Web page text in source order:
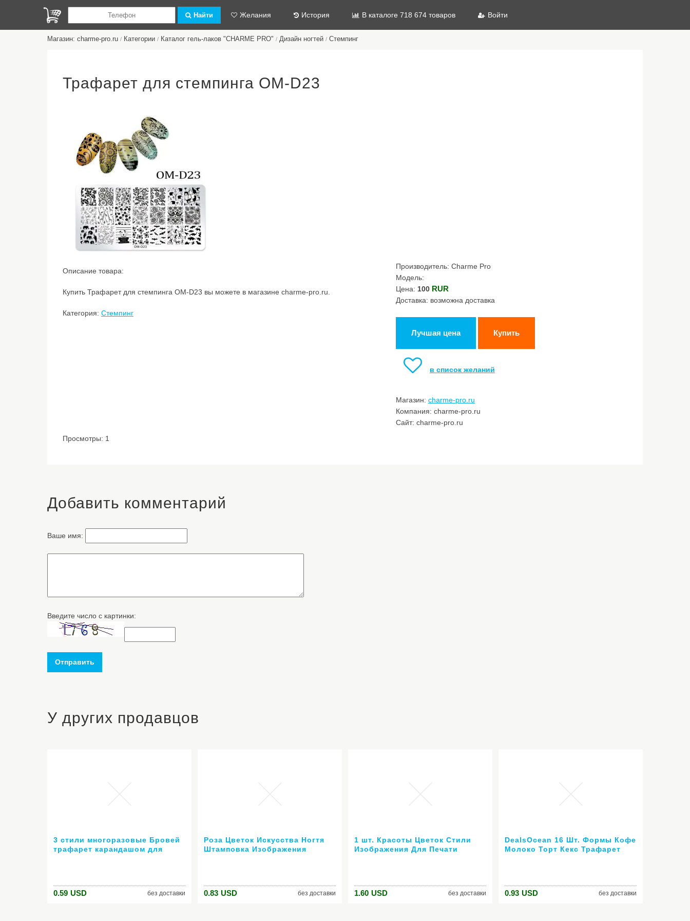
Найти Желания История В каталоге 718 674 товаров Войти
Магазин: charme-pro.ru / Категории / Каталог гель-лаков "CHARME PRO" / Дизайн ногтей / Стемпинг
Трафарет для стемпинга ОМ-D23
Описание товара:
Купить Трафарет для стемпинга ОМ-D23 вы можете в магазине charme-pro.ru.
Категория: Стемпинг
Производитель: Charme Pro
Модель:
Цена: 100 RUR
Доставка: возможна доставка
Лучшая цена Купить
в список желаний
Магазин: charme-pro.ru
Компания: charme-pro.ru
Сайт: charme-pro.ru
Просмотры: 1
Добавить комментарий
Ваше имя:
Введите число с картинки:
Отправить
У других продавцов
3 стили многоразовые Бровей
трафарет карандашом для
макияжа
0.59 USD без доставки
Роза Цветок Искусства Ногтя
Штамповка Изображения
0.83 USD без доставки
1 шт. Красоты Цветок Стили
Изображения Для Печати
Укладки # JQN-17
1.60 USD без доставки
DealsOcean 16 Шт. Формы Кофе
Молоко Торт Кекс Трафарет
0.93 USD без доставки